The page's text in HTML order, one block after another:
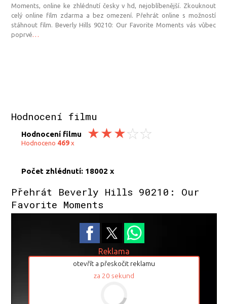
Moments, online ke zhlédnutí česky v hd, nejoblíbenější. Zkouknout
celý online film zdarma a bez omezení. Přehrát online s možností
stáhnout film. Beverly Hills 90210: Our Favorite Moments vás vůbec
poprvé
Hodnocení filmu
Hodnocení filmu
Hodnoceno 469x
Počet zhlédnutí: 18002 x
Přehrát Beverly Hills 90210: Our
Favorite Moments
Reklama
otevřít a přeskočit reklamu
za 20 sekund